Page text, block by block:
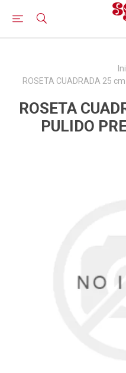
ROSETA CUADRADA 25
ROSETA
PULIDO